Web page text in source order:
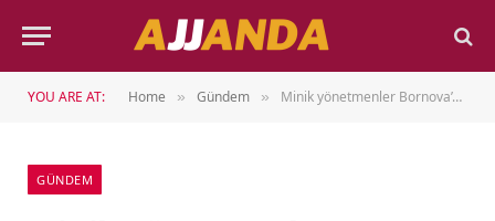
YOU ARE AT: Home » Gündem » Minik yönetmenler Bornova’da yetişiyor
GÜNDEM